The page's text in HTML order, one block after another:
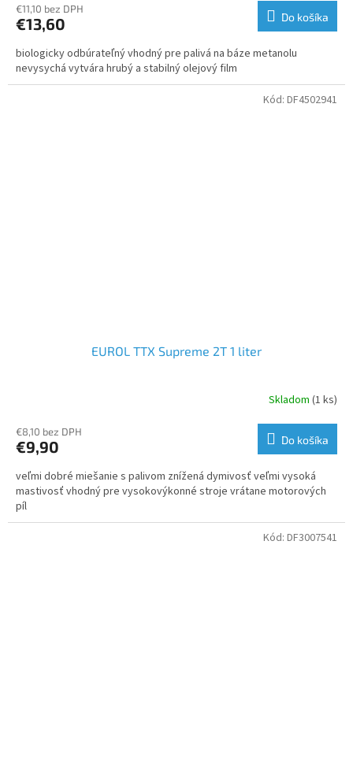
€11,10 bez DPH
€13,60 Do košíka
biologicky odbúrateľný vhodný pre palivá na báze metanolu
nevysychá vytvára hrubý a stabilný olejový film
EUROL TTX Supreme 2T 1 liter
Skladom (1 ks)
€8,10 bez DPH
€9,90 Do košíka
veľmi dobré miešanie s palivom znížená dymivosť veľmi vysoká
mastivosť vhodný pre vysokovýkonné stroje vrátane motorových
píl
Kód: DF4502941
Kód: DF3007541